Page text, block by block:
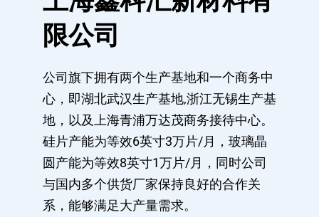
限公司
公司旗下拥有两个生产基地和一个商务中
心，即湖北武汉生产基地,浙江无锡生产基
地，以及上海青浦万达茂商务接待中心。
硅片产能为等效6英寸3万片/月，玻璃晶
圆产能为等效8英寸1万片/月，同时公司
与国内多个供货厂家保持良好的合作关
系，能够满足大产量需求。